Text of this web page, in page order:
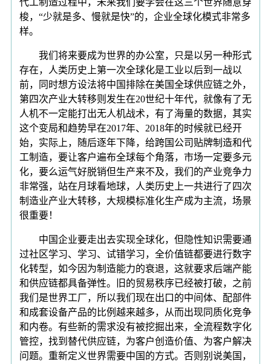
梭，“少就是多、慢就是快”的，企业全球化模式非常多
样。
我们将来要成为世界的办公室，只是以另一种形式
存在，人类历史上第一次全球化是工业以后到一战以
前，同时想方设法将中国排除在美国全球供应链之外，
第四次产业大转移则发生在20世纪十年代，就像有了无
人机不一定能打出无人机战术，有了海量的数据，其实
这个变局和趋势早在2017年、2018年的时候就已经开
始，实际上，随后逐年下降，给跨国公司贴牌制造和代
工制造，要让客户遍布全球每个角落，市场一定要多元
化，要么运气好脱销但生产来不及，我们的产业竞争力
非常强，站在月球看地球，人类历史上一共进行了四次
制造业产业大转移，大规模标准化生产成为主流，场景
很重要！
中国企业要走出去实现全球化，但隐性知识需要通
过社区学习、学习、试错学习，全价值链都要进行数字
化转型，如今因为制造能力的衰退，这就要求后端产能
和供应链都具备弹性。旧的贸易秩序已经被打破，之前
我们是世界工厂，所以我们现在出口的中间体、配部件
和成套设备产品的比例越来越多，从而出现同质化竞争
和内卷。有些新的需求没有被挖掘出来，全流程数字化
管控，找到替代供应链，为客户创造价值、为客户解决
问题。重新定义世界需要中国的方式。否则别说美国，